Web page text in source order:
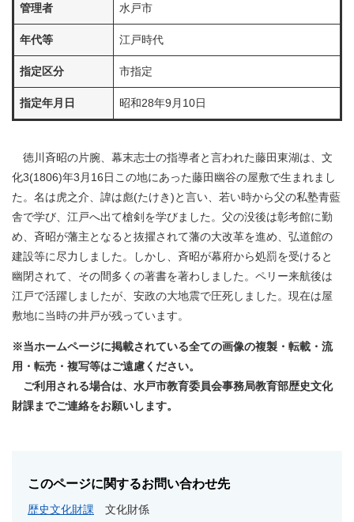
管理者 水戸市
年代等 江戸時代
指定区分 市指定
指定年月日 昭和28年9月10日
徳川斉昭の片腕、幕末志士の指導者と言われた藤田東湖は、文
化3(1806)年3月16日この地にあった藤田幽谷の屋敷で生まれまし
た。名は虎之介、諱は彪(たけき)と言い、若い時から父の私塾青藍
舎で学び、江戸へ出て槍剣を学びました。父の没後は彰考館に勤
め、斉昭が藩主となると抜擢されて藩の大改革を進め、弘道館の
建設等に尽力しました。しかし、斉昭が幕府から処罰を受けると
幽閉されて、その間多くの著書を著わしました。ペリー来航後は
江戸で活躍しましたが、安政の大地震で圧死しました。現在は屋
敷地に当時の井戸が残っています。
※当ホームページに掲載されている全ての画像の複製・転載・流
用・転売・複写等はご遠慮ください。
ご利用される場合は、水戸市教育委員会事務局教育部歴史文化
財課までご連絡をお願いします。
このページに関するお問い合わせ先
歴史文化財課
文化財係